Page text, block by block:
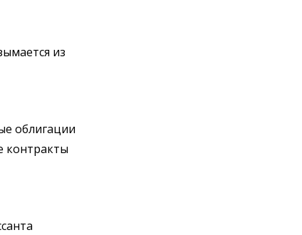
из
облигации
контракты